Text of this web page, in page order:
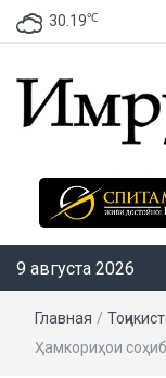
30.19℃
9 августа 2026
Главная /
Ҳамкориҳои